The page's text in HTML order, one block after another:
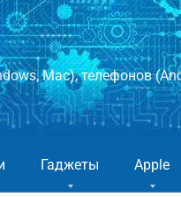
Mac), телефонов
Гаджеты Apple